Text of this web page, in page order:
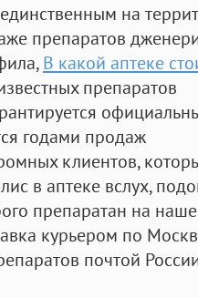
на
препаратов
, В какой аптеке
препаратов
годами продаж
клиентов,
в аптеке вслух,
препаратан на
курьером по
почтой